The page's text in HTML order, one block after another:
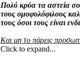
Πολύ κρύα τα αστεία
τους ομοφυλόφιλους
τους όσοι τους είναι
Και μη το πάρεις
Click to expand...